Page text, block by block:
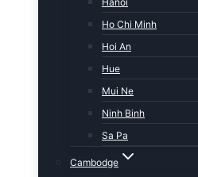
Ho Chi Minh
Hoi An
Hue
Mui Ne
Ninh Binh
Sa Pa
Cambodge